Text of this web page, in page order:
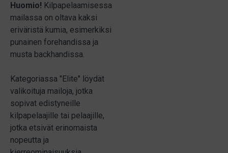
Huomio! Kilpapelaamisessa
mailassa on oltava kaksi
eriväristä kumia, esimerkiksi
punainen forehandissa ja
musta backhandissa.
Kategoriassa "Elite" löydät
valikoituja mailoja, jotka
sopivat edistyneille
kilpapelaajille tai pelaajille,
jotka etsivät erinomaista
nopeutta ja